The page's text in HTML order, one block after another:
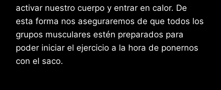
activar nuestro cuerpo y entrar en calor. De
esta forma nos aseguraremos de que todos los
grupos musculares estén preparados para
poder iniciar el ejercicio a la hora de ponernos
con el saco.